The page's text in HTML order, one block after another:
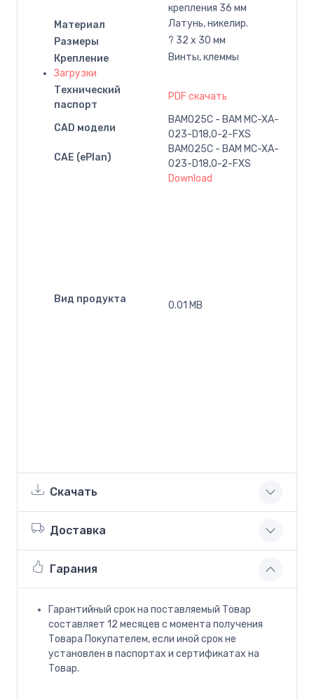
крепления 36 мм
Материал
Латунь, никелир.
Размеры
? 32 x 30 мм
Крепление
Винты, клеммы
Загрузки
Технический
паспорт
PDF скачать
CAD модели
BAM025C - BAM MC-XA-
023-D18,0-2-FXS
CAE (ePlan)
BAM025C - BAM MC-XA-
023-D18,0-2-FXS
Вид продукта
Download
0.01 MB
Скачать
Доставка
Гарания
Гарантийный срок на поставляемый Товар
составляет 12 месяцев с момента получения
Товара Покупателем, если иной срок не
установлен в паспортах и сертификатах на
Товар.